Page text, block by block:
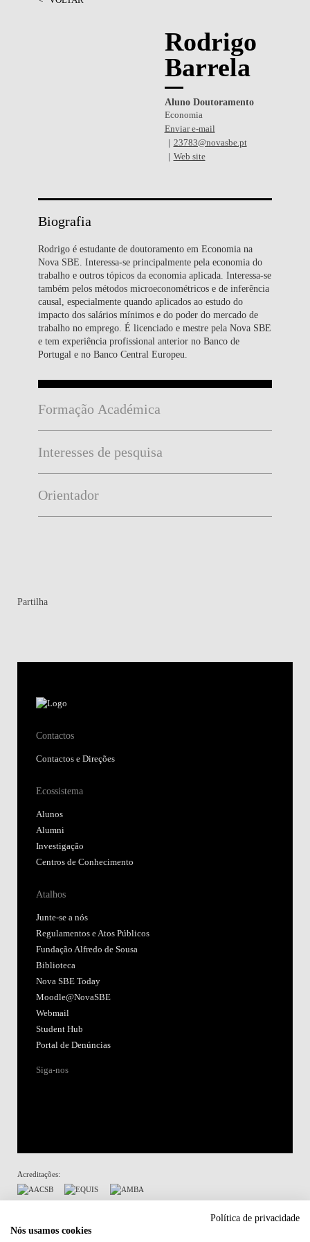
Rodrigo
Barrela
Aluno Doutoramento
Economia
Enviar e-mail
23783@novasbe.pt
Web site
Biografia
Rodrigo é estudante de doutoramento em Economia na
Nova SBE. Interessa-se principalmente pela economia do
trabalho e outros tópicos da economia aplicada. Interessa-se
também pelos métodos microeconométricos e de inferência
causal, especialmente quando aplicados ao estudo do
impacto dos salários mínimos e do poder do mercado de
trabalho no emprego. É licenciado e mestre pela Nova SBE
e tem experiência profissional anterior no Banco de
Portugal e no Banco Central Europeu.
Formação Académica
Interesses de pesquisa
Orientador
Partilha
Contactos
Contactos e Direções
Ecossistema
Alunos
Alumni
Investigação
Centros de Conhecimento
Atalhos
Junte-se a nós
Regulamentos e Atos Públicos
Fundação Alfredo de Sousa
Biblioteca
Nova SBE Today
Moodle@NovaSBE
Webmail
Student Hub
Portal de Denúncias
Siga-nos
Acreditações:
Política de privacidade
Nós usamos cookies